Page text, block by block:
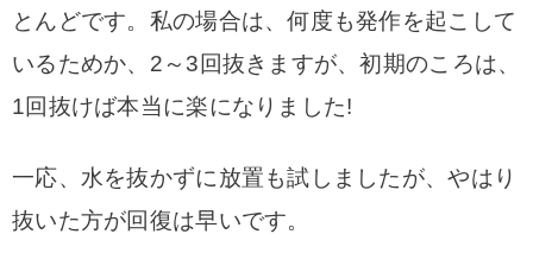
とんどです。 私の場合は、何度も発作を起こして
いるためか、2～3回抜きますが、初期のころは、
1回抜けば本当に楽になりました!
一応、水を抜かずに放置も試しましたが、やはり
抜いた方が回復は早いです。